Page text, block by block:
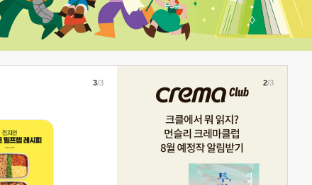
3/3 2/3